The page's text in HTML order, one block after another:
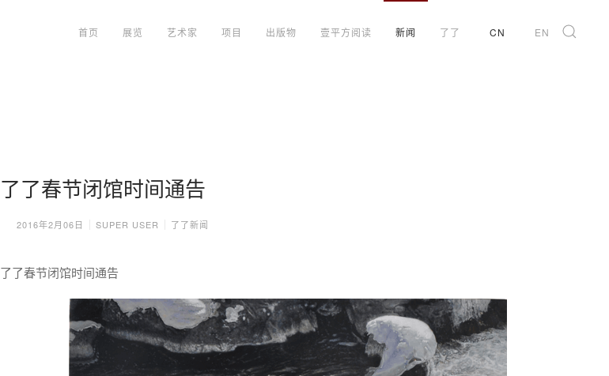
首页 展览 艺术家 项目 出版物 壹平方阅读 新闻 了了 CN EN
了了春节闭馆时间通告
2016年2月06日 SUPER USER 了了新闻
了了春节闭馆时间通告